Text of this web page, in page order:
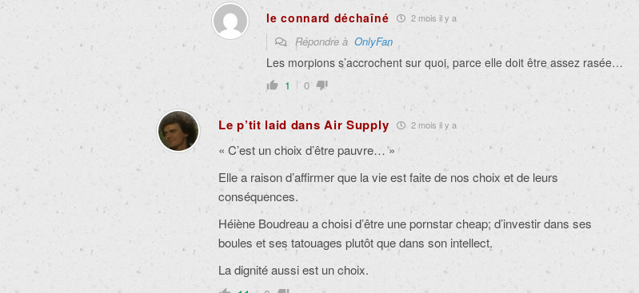
le connard déchaîné 2 mois il y a
Répondre à OnlyFan
Les morpions s’accrochent sur quoi, parce elle doit être assez rasée…
1 0
Le p’tit laid dans Air Supply 2 mois il y a
« C’est un choix d’être pauvre… »
Elle a raison d’affirmer que la vie est faite de nos choix et de leurs
conséquences.
Héiène Boudreau a choisi d’être une pornstar cheap; d’investir dans ses
boules et ses tatouages plutôt que dans son intellect.
La dignité aussi est un choix.